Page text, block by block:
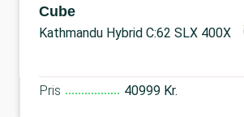
Cube
Kathmandu Hybrid C:62 SLX 400X
Pris 40999 Kr.